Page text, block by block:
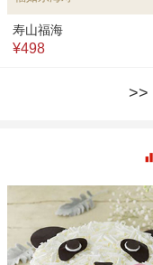
寿山福海
¥498